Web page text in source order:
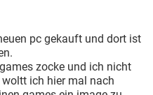
HARDWARE
TIKTOK
HARDWARE
IOS
INSTAGRAM
pc gekauft und dort ist
zocke und ich nicht
ich hier mal nach